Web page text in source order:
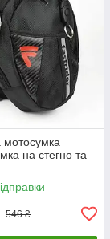
мотосумка
на стегно та
546 ₴